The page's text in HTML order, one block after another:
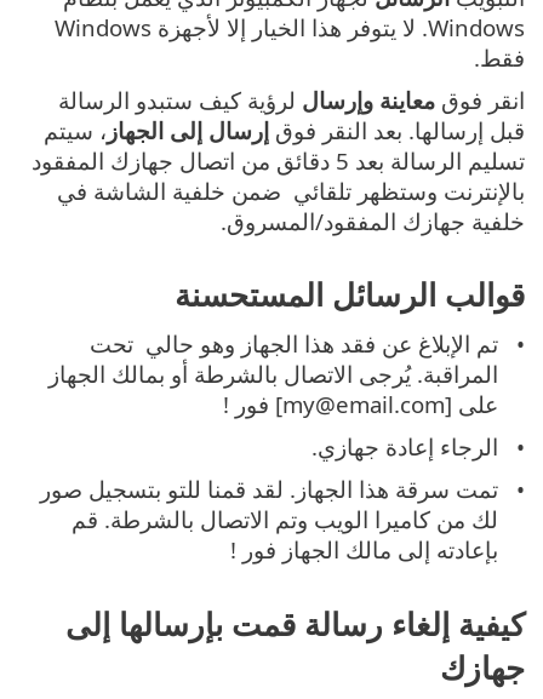
Windows. لا يتوفر هذا الخيار إلا لأجهزة Windows
فقط.
انقر فوق معاينة وإرسال لرؤية كيف ستبدو الرسالة
قبل إرسالها. بعد النقر فوق إرسال إلى الجهاز ، سيتم
تسليم الرسالة بعد 5 دقائق من اتصال جهازك المفقود
بالإنترنت وستظهر تلقائي ضمن خلفية الشاشة في
خلفية جهازك المفقود/المسروق.
قوالب الرسائل المستحسنة
تم الإبلاغ عن فقد هذا الجهاز وهو حالي تحت
المراقبة. يُرجى الاتصال بالشرطة أو بمالك الجهاز
على [my@email.com] فور !
الرجاء إعادة جهازي.
تمت سرقة هذا الجهاز. لقد قمنا للتو بتسجيل صور
لك من كاميرا الويب وتم الاتصال بالشرطة. قم
بإعادته إلى مالك الجهاز فور !
كيفية إلغاء رسالة قمت بإرسالها إلى
جهازك